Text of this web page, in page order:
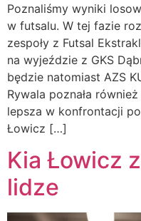
Poznaliśmy wyniki
w futsalu. W tej fazie
zespoły z Futsal
na wyjeździe z GKS
będzie natomiast AZS
Rywala poznała
lepsza w konfrontacji
Łowicz […]
Kia Łowicz
lidze